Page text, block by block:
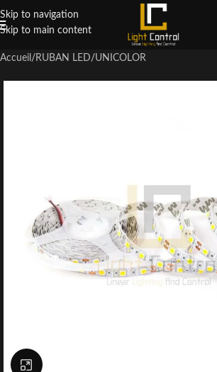
Skip to navigation
Skip to main content
Accueil / RUBAN LED/UNICOLOR
Click to enlarge